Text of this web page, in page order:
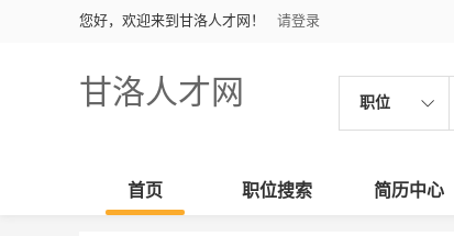
您好，欢迎来到甘洛人才网！ 请登录
甘洛人才网 职位
首页 职位搜索 简历中心